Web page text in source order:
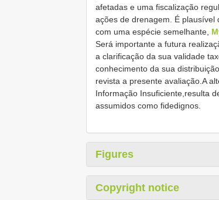
afetadas e uma fiscalização
ações de drenagem. É
com uma espécie semelhante,
Será importante a futura
a clarificação da sua validade
conhecimento da sua
revista a presente avaliação.A
Informação Insuficiente,resulta
assumidos como fidedignos.
Figures
Copyright notice